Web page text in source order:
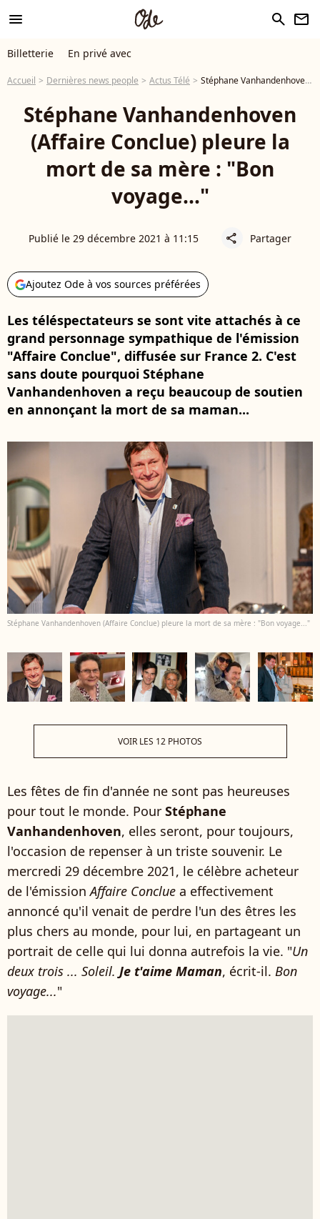
menu search newsletter
Billetterie En privé avec
Accueil Dernières news people Actus Télé Stéphane Vanhandenhoven (Affaire Conclue) pleure la mort de sa mère : "Bon voyage..."
Stéphane Vanhandenhoven
(Affaire Conclue) pleure la
mort de sa mère : "Bon
voyage..."
Publié le 29 décembre 2021 à 11:15 share Partager
Ajoutez Ode à vos sources préférées
Les téléspectateurs se sont vite attachés à ce
grand personnage sympathique de l'émission
"Affaire Conclue", diffusée sur France 2. C'est
sans doute pourquoi Stéphane
Vanhandenhoven a reçu beaucoup de soutien
en annonçant la mort de sa maman...
Stéphane Vanhandenhoven (Affaire Conclue) pleure la mort de sa mère : "Bon voyage..."
VOIR LES 12 PHOTOS
Les fêtes de fin d'année ne sont pas heureuses
pour tout le monde. Pour Stéphane
Vanhandenhoven, elles seront, pour toujours,
l'occasion de repenser à un triste souvenir. Le
mercredi 29 décembre 2021, le célèbre acheteur
de l'émissionAffaire Conclue a effectivement
annoncé qu'il venait de perdre l'un des êtres les
plus chers au monde, pour lui, en partageant un
portrait de celle qui lui donna autrefois la vie. "Un
deux trois ... Soleil. Je t'aime Maman, écrit-il. Bon
voyage..."